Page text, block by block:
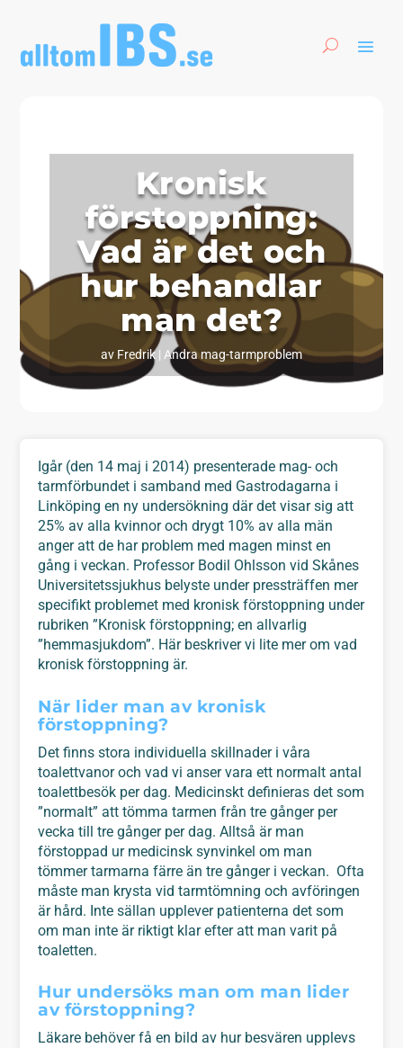
Kronisk
förstoppning:
Vad är det och
hur behandlar
man det?
av Fredrik | Andra mag-tarmproblem
Igår (den 14 maj i 2014) presenterade mag- och
tarmförbundet i samband med Gastrodagarna i
Linköping en ny undersökning där det visar sig att
25% av alla kvinnor och drygt 10% av alla män
anger att de har problem med magen minst en
gång i veckan. Professor Bodil Ohlsson vid Skånes
Universitetssjukhus belyste under pressträffen mer
specifikt problemet med kronisk förstoppning under
rubriken ”Kronisk förstoppning; en allvarlig
”hemmasjukdom”. Här beskriver vi lite mer om vad
kronisk förstoppning är.
När lider man av kronisk
förstoppning?
Det finns stora individuella skillnader i våra
toalettvanor och vad vi anser vara ett normalt antal
toalettbesök per dag. Medicinskt definieras det som
”normalt” att tömma tarmen från tre gånger per
vecka till tre gånger per dag. Alltså är man
förstoppad ur medicinsk synvinkel om man
tömmer tarmarna färre än tre gånger i veckan. Ofta
måste man krysta vid tarmtömning och avföringen
är hård. Inte sällan upplever patienterna det som
om man inte är riktigt klar efter att man varit på
toaletten.
Hur undersöks man om man lider
av förstoppning?
Läkare behöver få en bild av hur besvären upplevs